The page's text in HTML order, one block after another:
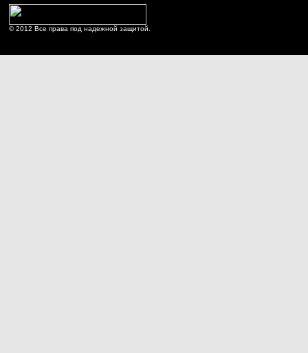
© 2012 Все права под надежной защитой.